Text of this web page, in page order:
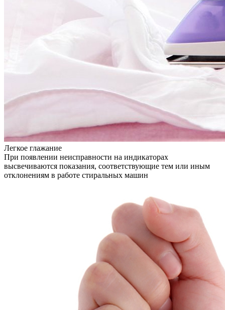
Легкое глажание
При появлении неисправности на индикаторах
высвечиваются показания, соответствующие тем или иным
отклонениям в работе стиральных машин